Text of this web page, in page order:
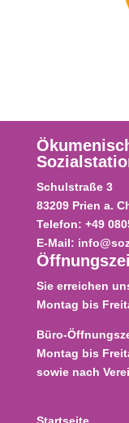
Schulstraße 3
83209 Prien a.
Telefon: +49
E-Mail:
Sie erreichen
Montag bis
Büro-
Montag bis
sowie nach